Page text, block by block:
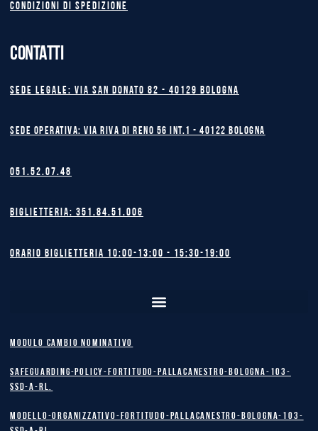
Condizioni di spedizione
CONTATTI
Sede legale: Via San Donato 82 - 40129 BOLOGNA
Sede operativa: Via Riva di Reno 56 int.1 - 40122 BOLOGNA
051.52.07.48
Biglietteria: 351.84.51.006
Orario biglietteria 10:00-13:00 - 15:30-19:00
MODULO CAMBIO NOMINATIVO
safeguarding-policy-Fortitudo-Pallacanestro-Bologna-103-
SSD-A-RL.
Modello-Organizzativo-Fortitudo-Pallacanestro-Bologna-103-